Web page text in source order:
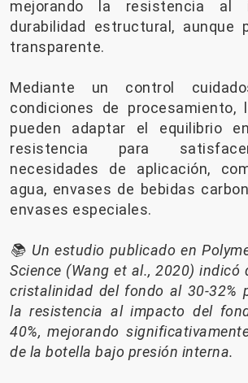
mejorando la resistencia
durabilidad estructural, aunque
transparente.
Mediante un control
condiciones de procesamiento,
pueden adaptar el equilibrio
resistencia para
necesidades de aplicación,
agua, envases de bebidas
envases especiales.
📚 Un estudio publicado en
Science (Wang et al., 2020) indicó
cristalinidad del fondo al 30-32%
la resistencia al impacto del
40%, mejorando
de la botella bajo presión interna.